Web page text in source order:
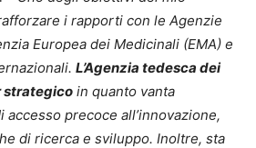
i rapporti con le Agenzie
Europea dei Medicinali (EMA) e
L’Agenzia tedesca dei
strategico in quanto vanta
precoce all’innovazione,
di ricerca e sviluppo. Inoltre, sta